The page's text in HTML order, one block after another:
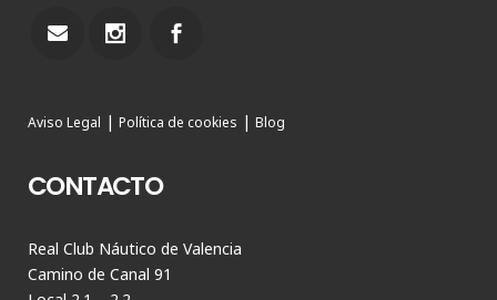
Aviso Legal | Política de cookies | Blog
CONTACTO
Real Club Náutico de Valencia
Camino de Canal 91